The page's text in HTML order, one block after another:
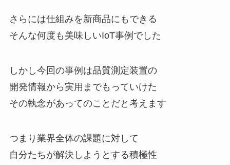
さらには仕組みを新商品にもできる
そんな何度も美味しいIoT事例でした
しかし今回の事例は品質測定装置の
開発情報から実用までもっていけた
その執念があってのことだと考えます
つまり業界全体の課題に対して
自分たちが解決しようとする積極性